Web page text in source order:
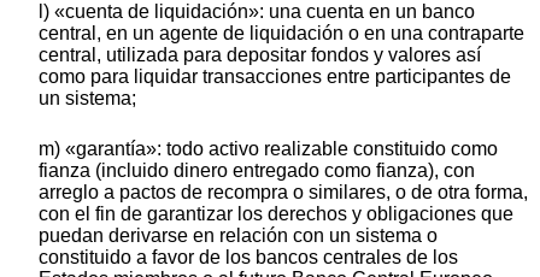
l) «cuenta de liquidación»: una cuenta en un banco
central, en un agente de liquidación o en una contraparte
central, utilizada para depositar fondos y valores así
como para liquidar transacciones entre participantes de
un sistema;
m) «garantía»: todo activo realizable constituido como
fianza (incluido dinero entregado como fianza), con
arreglo a pactos de recompra o similares, o de otra forma,
con el fin de garantizar los derechos y obligaciones que
puedan derivarse en relación con un sistema o
constituido a favor de los bancos centrales de los